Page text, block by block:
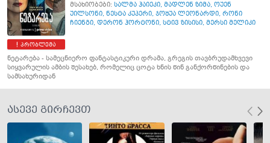
პრობლემა
მსახიობები: სალმა ჰაიეკი, მადლენ ზიმა, ოუენ
უილსონი, ნესტა კუპერი, ჯოშუა ლეონარდი, რონი
ჩიენგი, დერონ ჰორტონი, სტივ ზისისი, მერსი მელიკი
ნეტარება - სამეცნიერო ფანტასტიკური დრამა, გრეგის თავბრუდამხვევი
სიყვარულის ამბის შესახებ, რომელიც ცოტა ხნის წინ განქორწინების და
სამსახურიდან
ასევე გირჩევთ